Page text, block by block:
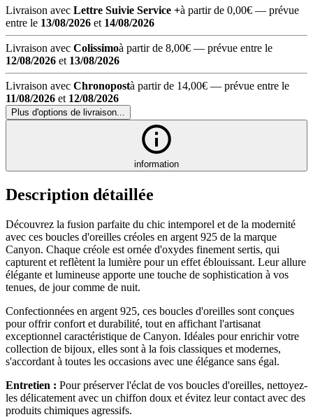
Livraison avec Lettre Suivie Service +à partir de 0,00€ — prévue
entre le 13/08/2026 et 14/08/2026
Livraison avec Colissimoà partir de 8,00€ — prévue entre le
12/08/2026 et 13/08/2026
Livraison avec Chronopostà partir de 14,00€ — prévue entre le
11/08/2026 et 12/08/2026
Plus d'options de livraison...
information
Description détaillée
Découvrez la fusion parfaite du chic intemporel et de la modernité
avec ces boucles d'oreilles créoles en argent 925 de la marque
Canyon. Chaque créole est ornée d'oxydes finement sertis, qui
capturent et reflètent la lumière pour un effet éblouissant. Leur allure
élégante et lumineuse apporte une touche de sophistication à vos
tenues, de jour comme de nuit.
Confectionnées en argent 925, ces boucles d'oreilles sont conçues
pour offrir confort et durabilité, tout en affichant l'artisanat
exceptionnel caractéristique de Canyon. Idéales pour enrichir votre
collection de bijoux, elles sont à la fois classiques et modernes,
s'accordant à toutes les occasions avec une élégance sans égal.
Entretien : Pour préserver l'éclat de vos boucles d'oreilles, nettoyez-
les délicatement avec un chiffon doux et évitez leur contact avec des
produits chimiques agressifs.